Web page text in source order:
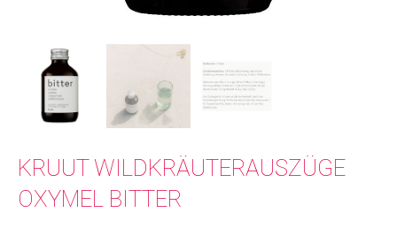
KRUUT WILDKRÄUTERAUSZÜGE
OXYMEL BITTER